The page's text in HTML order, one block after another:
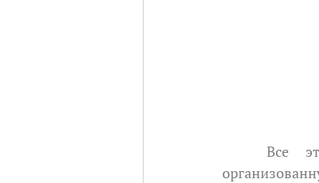
	Все эти элементы создают функциональную, безопасную и отлично